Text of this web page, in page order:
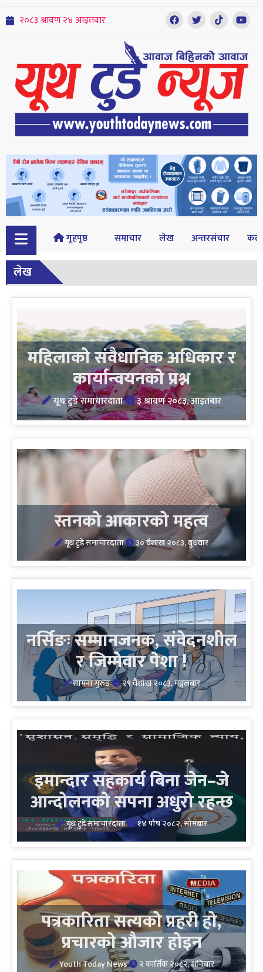
गृहपृष्ठ समाचार लेख अन्तरसंचार
लेख
महिलाको संवैधानिक अधिकार र
कार्यान्वयनको प्रश्न
यूथ टुडे समाचारदाता ३ श्रावण २०८३, आइतबार
स्तनको आकारको महत्व
यूथ टुडे समाचारदाता ३० वैशाख २०८३, बुधवार
नर्सिङः सम्मानजनक, संवेदनशील
र जिम्मेवार पेशा !
सामना गुरुङ २९ वैशाख २०८३, मङ्गलबार
इमान्दार सहकार्य बिना जेन–जे
आन्दोलनको सपना अधुरो रहन्छ
यूथ टुडे समाचारदाता १४ पौष २०८२, सोमबार
पत्रकारिता सत्यको प्रहरी हो,
प्रचारको औजार होइन
Youth Today News २ कार्तिक २०८२, शनिबार